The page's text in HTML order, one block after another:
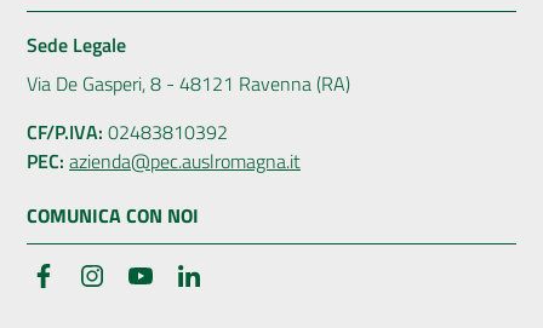
Sede Legale
Via De Gasperi, 8 - 48121 Ravenna (RA)
CF/P.IVA: 02483810392
PEC: azienda@pec.auslromagna.it
COMUNICA CON NOI
FacebookInstagramYouTube